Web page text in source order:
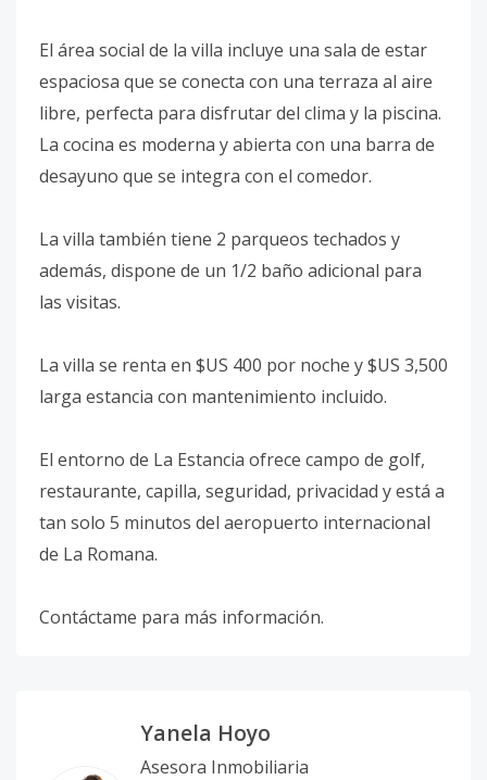
El área social de la villa incluye una sala de estar
espaciosa que se conecta con una terraza al aire
libre, perfecta para disfrutar del clima y la piscina.
La cocina es moderna y abierta con una barra de
desayuno que se integra con el comedor.
La villa también tiene 2 parqueos techados y
además, dispone de un 1/2 baño adicional para
las visitas.
La villa se renta en $US 400 por noche y $US 3,500
larga estancia con mantenimiento incluido.
El entorno de La Estancia ofrece campo de golf,
restaurante, capilla, seguridad, privacidad y está a
tan solo 5 minutos del aeropuerto internacional
de La Romana.
Contáctame para más información.
Yanela Hoyo
Asesora Inmobiliaria